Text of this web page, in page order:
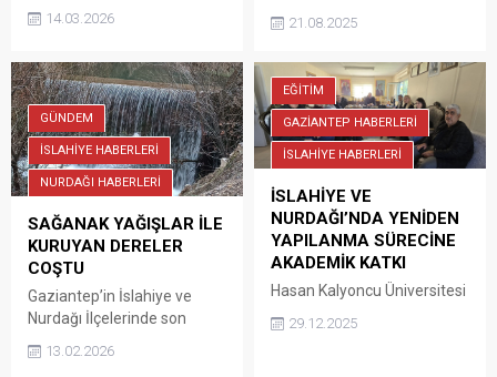
değerlendirmeleri
genelinde beklenen kuvvetli
yağışlara karşı vatandaşları
uyardı. Valilikten yapılan
açıklamada; 14 Mart 2026
Cumartesi günü saat
21.00’den 16 Mart 2026
kadar Gaziantep genelinde
aralıklı ve yer yer kuvvetli
sağanak yağış beklendiği
bildirildi. Açıklamada,
kuvvetli yağışlarla birlikte
14.03.2026
üretimi’ hakkında
yapıldı.
21.08.2025
GÜNDEM
İSLAHİYE HABERLERİ
NURDAĞI HABERLERİ
SAĞANAK YAĞIŞLAR İLE
KURUYAN DERELER
COŞTU
Gaziantep’in İslahiye ve
Nurdağı İlçelerinde son
günlerde sağanak yağışlarla
ile birlikte kuruyan derler
13.02.2026
EĞİTİM
GAZİANTEP HABERLERİ
İSLAHİYE HABERLERİ
İSLAHİYE VE
NURDAĞI’NDA YENİDEN
YAPILANMA SÜRECİNE
AKADEMİK KATKI
Hasan Kalyoncu Üniversitesi
İletişim Fakültesi’nden Prof.
Dr. Ayhan Erdem ve
29.12.2025